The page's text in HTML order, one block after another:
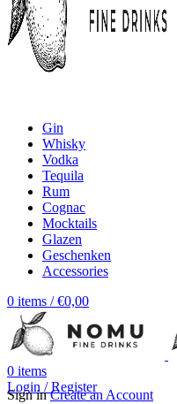
Gin
Whisky
Vodka
Tequila
Rum
Cognac
Mocktails
Glazen
Geschenken
Accessories
0 items / €0,00
0 items
Login / Register
Sign inCreate an Account